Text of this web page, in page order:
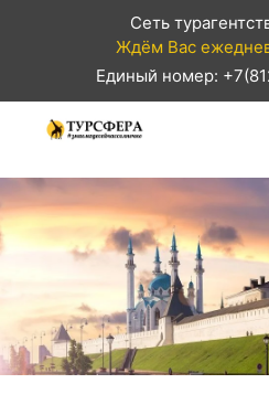
Сеть
Ждём Вас
Единый номер: